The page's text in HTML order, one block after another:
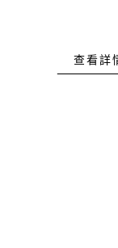
查看詳